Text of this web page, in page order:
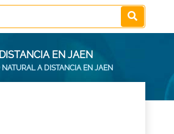
EN JAEN
A DISTANCIA EN JAEN